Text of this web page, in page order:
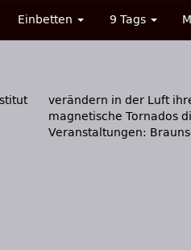
Einbetten 9 Tags
Veranstaltungen: